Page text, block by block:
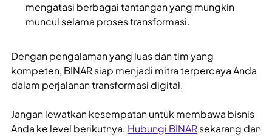
mengatasi berbagai tantangan yang mungkin
muncul selama proses transformasi.
Dengan pengalaman yang luas dan tim yang
kompeten, BINAR siap menjadi mitra terpercaya Anda
dalam perjalanan transformasi digital.
Jangan lewatkan kesempatan untuk membawa bisnis
Anda ke level berikutnya. Hubungi BINARsekarang dan